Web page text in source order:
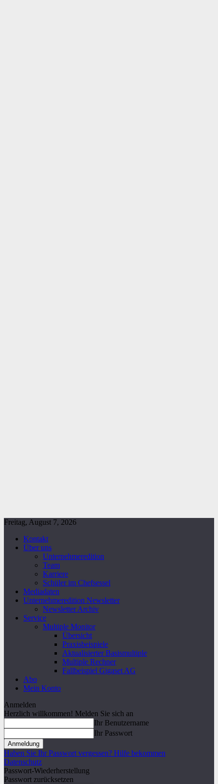
Freitag, August 7, 2026
Kontakt
Über uns
Unternehmeredition
Team
Karriere
Schüler im Chefsessel
Mediadaten
Unternehmeredition Newsletter
Newsletter Archiv
Service
Multiple Monitor
Übersicht
Praxisbeispiele
Aktualisierter Basismultiple
Multiple Rechner
Fallbeispiel Gigaset AG
Abo
Mein Konto
Anmelden
Herzlich willkommen! Melden Sie sich an
Ihr Benutzername
Ihr Passwort
Haben Sie Ihr Passwort vergessen? Hilfe bekommen
Datenschutz
Passwort-Wiederherstellung
Passwort zurücksetzen